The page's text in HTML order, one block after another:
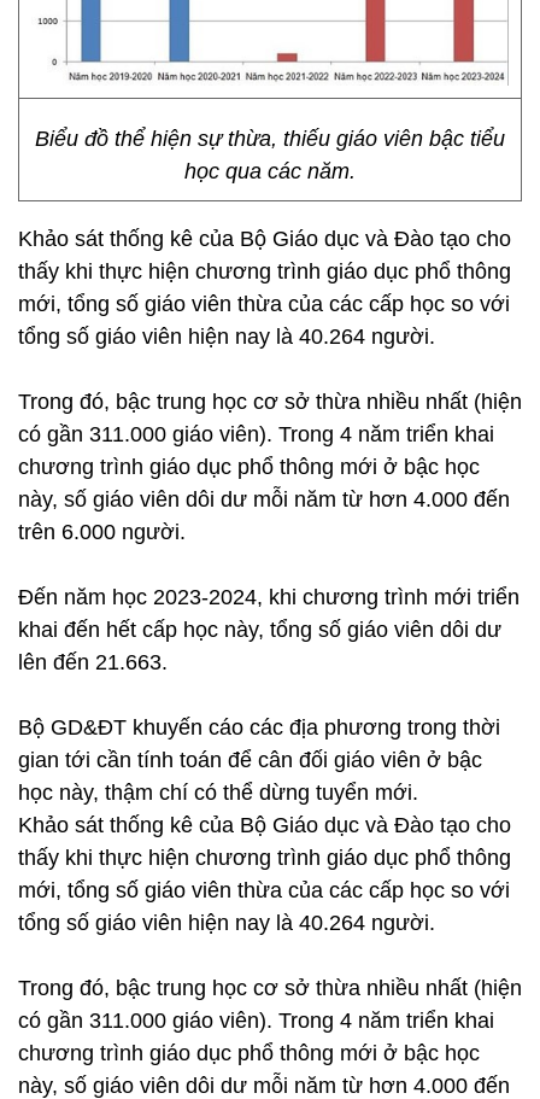
Biểu đồ thể hiện sự thừa, thiếu giáo viên bậc tiểu
học qua các năm.
Khảo sát thống kê của Bộ Giáo dục và Đào tạo cho
thấy khi thực hiện chương trình giáo dục phổ thông
mới, tổng số giáo viên thừa của các cấp học so với
tổng số giáo viên hiện nay là 40.264 người.
Trong đó, bậc trung học cơ sở thừa nhiều nhất (hiện
có gần 311.000 giáo viên). Trong 4 năm triển khai
chương trình giáo dục phổ thông mới ở bậc học
này, số giáo viên dôi dư mỗi năm từ hơn 4.000 đến
trên 6.000 người.
Đến năm học 2023-2024, khi chương trình mới triển
khai đến hết cấp học này, tổng số giáo viên dôi dư
lên đến 21.663.
Bộ GD&ĐT khuyến cáo các địa phương trong thời
gian tới cần tính toán để cân đối giáo viên ở bậc
học này, thậm chí có thể dừng tuyển mới.
Khảo sát thống kê của Bộ Giáo dục và Đào tạo cho
thấy khi thực hiện chương trình giáo dục phổ thông
mới, tổng số giáo viên thừa của các cấp học so với
tổng số giáo viên hiện nay là 40.264 người.
Trong đó, bậc trung học cơ sở thừa nhiều nhất (hiện
có gần 311.000 giáo viên). Trong 4 năm triển khai
chương trình giáo dục phổ thông mới ở bậc học
này, số giáo viên dôi dư mỗi năm từ hơn 4.000 đến